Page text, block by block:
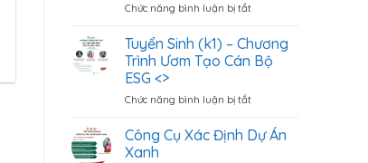
Xây
&
Quản
Lý
Thống
Liệu
ESG
Chức năng bình luận bị tắtở
Sinh
[
Học
Sâu]
Từ
Tuyển Sinh (k1) – Chương
Trình Ươm Tạo Cán Bộ
ESG <>
Chức năng bình luận bị tắtở
Sinh
(k1)
Công Cụ Xác Định Dự Án
Xanh